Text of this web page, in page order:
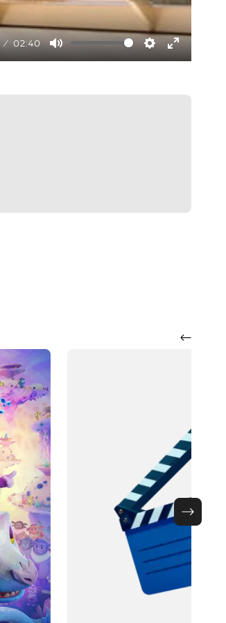
02:40
Mute Settings
Enter